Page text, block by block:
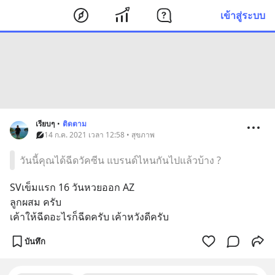
เข้าสู่ระบบ
เรียบๆ • ติดตาม
14 ก.ค. 2021 เวลา 12:58 • สุขภาพ
วันนี้คุณได้ฉีดวัคซีน แบรนด์ไหนกันไปแล้วบ้าง ?
SVเข็มแรก 16 วันหวยออก AZ
ลูกผสม ครับ
เค้าให้ฉีดอะไรก็ฉีดครับ เค้าหวังดีครับ
บันทึก